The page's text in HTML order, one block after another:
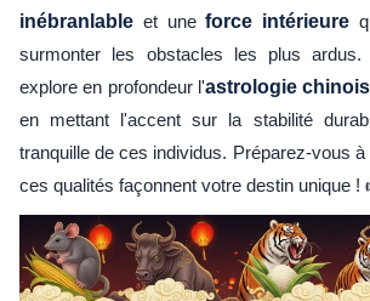
inébranlable et uneforce intérieure
surmonter les obstacles les plus
explore en profondeur l'astrologie
en mettant l'accent sur la stabilité
tranquille de ces individus. Préparez-vous
ces qualités façonnent votre destin unique !